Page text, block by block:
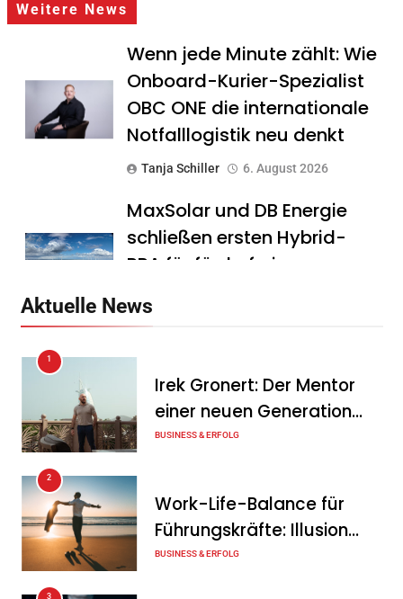
Weitere News
Wenn jede Minute zählt: Wie
Onboard-Kurier-Spezialist
OBC ONE die internationale
Notfalllogistik neu denkt
Tanja Schiller 6. August 2026
MaxSolar und DB Energie
schließen ersten Hybrid-
PPA für förderfreie
Tanja Schiller
Geschäftsverlauf im
zweiten Quartal
Intersolar-Trend 2026:
Warum Batteriespeicher
zum wichtigsten Baustein
der Energiewende werden
Aktuelle News
1
Irek Gronert: Der Mentor
einer neuen Generation
von Unternehmern
BUSINESS & ERFOLG
2
Work-Life-Balance für
Führungskräfte: Illusion
oder echte Chance?
BUSINESS & ERFOLG
3